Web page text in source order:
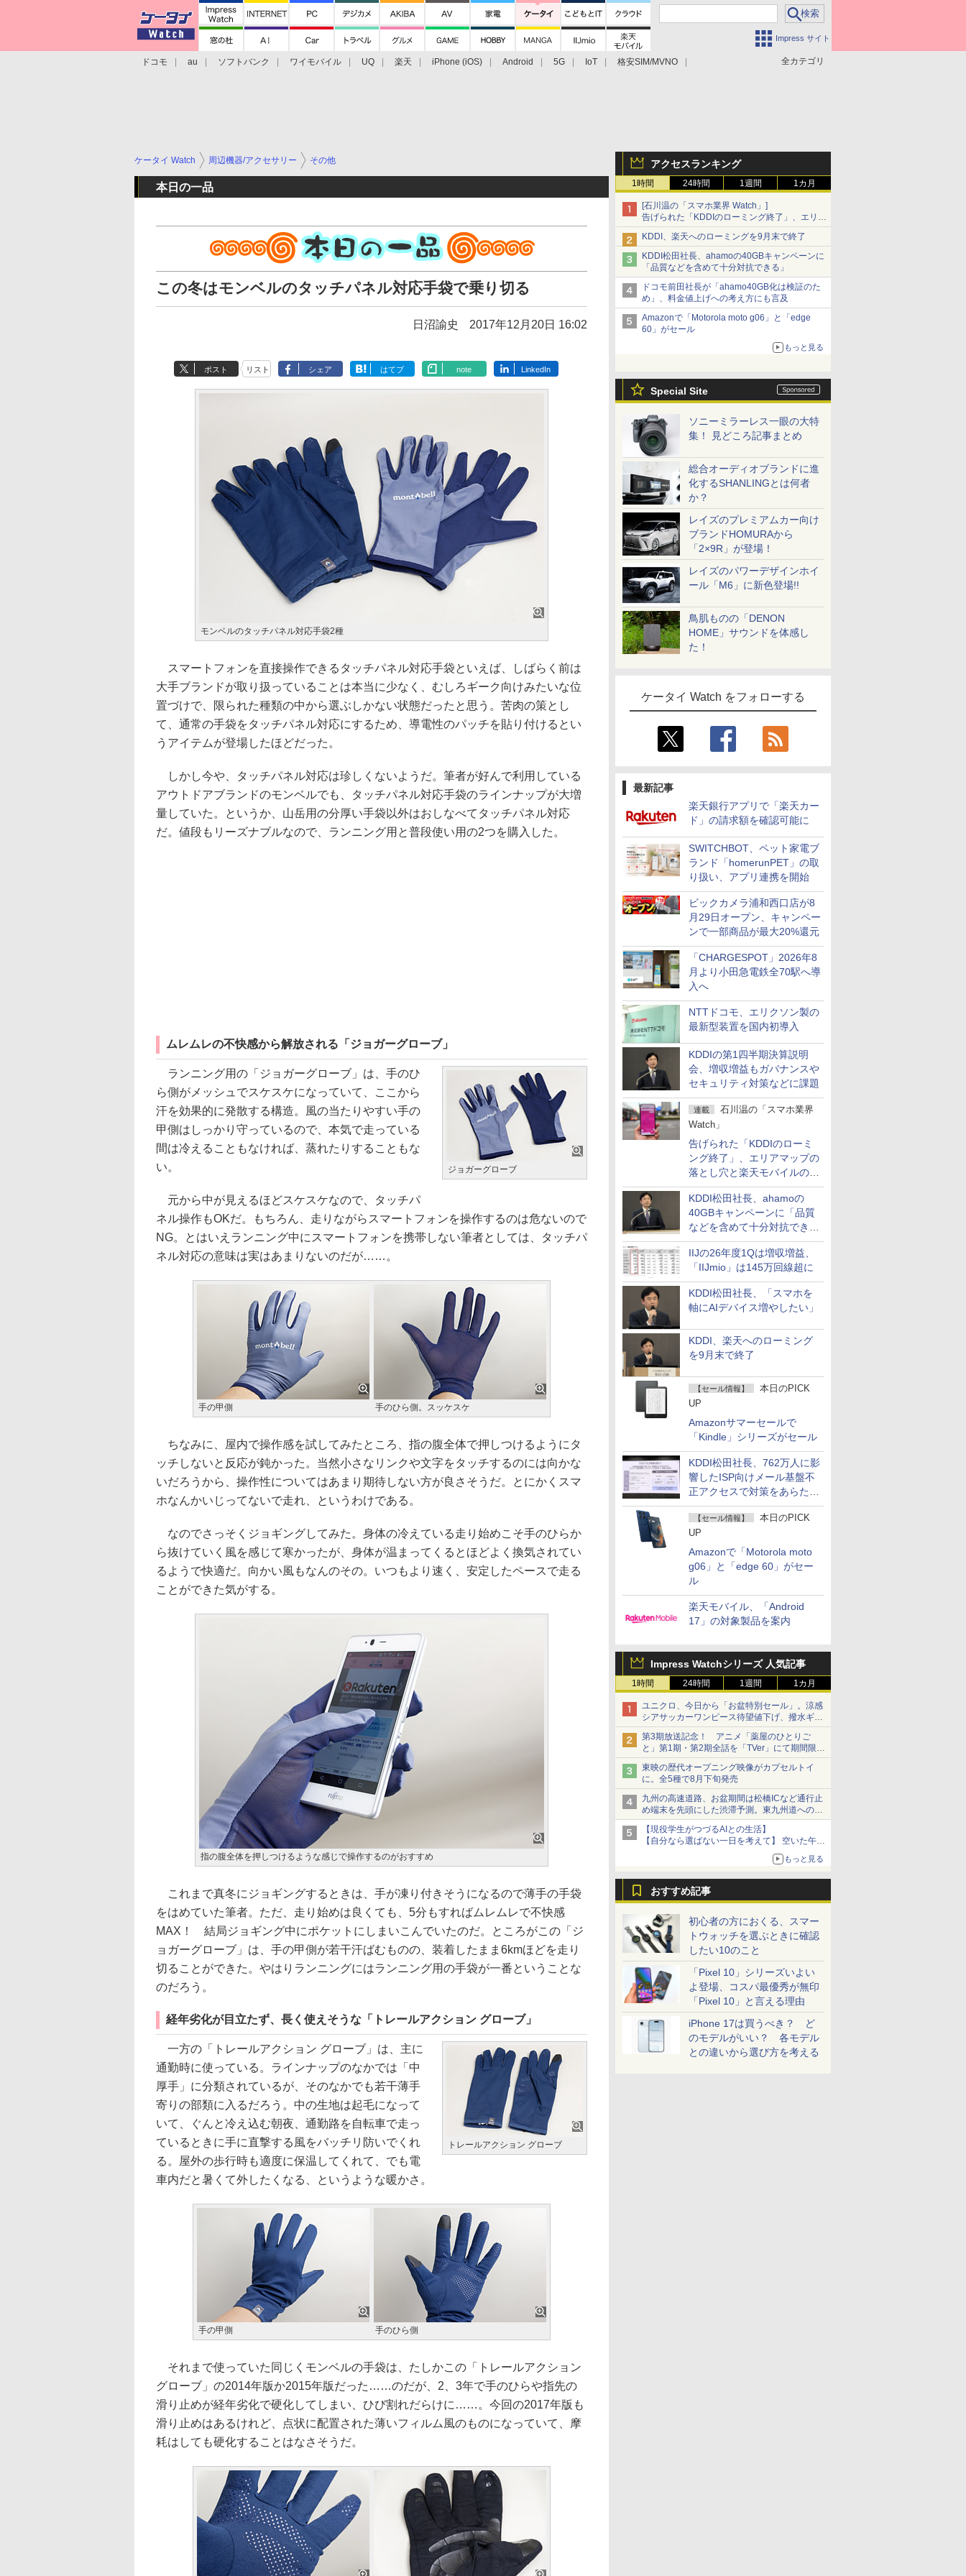
Impress サイト
全カテゴリ
ドコモ au ソフトバンク ワイモバイル UQ 楽天 iPhone (iOS) Android 5G IoT
格安SIM/MVNO
アクセスランキング
1時間 24時間 1週間 1カ月
[石川温の「スマホ業界 Watch」]
告げられた「KDDIのローミング終了」、エリア
マップの落とし穴と楽天モバイルの課題
KDDI、楽天へのローミングを9月末で終了
KDDI松田社長、ahamoの40GBキャンペーンに
「品質などを含めて十分対抗できる」
ドコモ前田社長が「ahamo40GB化は検証のた
め」、料金値上げへの考え方にも言及
Amazonで「Motorola moto g06」と「edge
60」がセール
もっと見る
Special Site
ソニーミラーレス一眼の大特
集！ 見どころ記事まとめ
総合オーディオブランドに進
化するSHANLINGとは何者
か？
レイズのプレミアムカー向け
ブランドHOMURAから
「2×9R」が登場！
レイズのパワーデザインホイ
ール「M6」に新色登場!!
鳥肌ものの「DENON
HOME」サウンドを体感し
た！
ケータイ Watch をフォローする
最新記事
楽天銀行アプリで「楽天カー
ド」の請求額を確認可能に
SWITCHBOT、ペット家電ブ
ランド「homerunPET」の取
り扱い、アプリ連携を開始
ビックカメラ浦和西口店が8
月29日オープン、キャンペー
ンで一部商品が最大20%還元
「CHARGESPOT」2026年8
月より小田急電鉄全70駅へ導
入へ
NTTドコモ、エリクソン製の
最新型装置を国内初導入
KDDIの第1四半期決算説明
会、増収増益もガバナンスや
セキュリティ対策などに課題
連載
石川温の「スマホ業界
Watch」
告げられた「KDDIのローミ
ング終了」、エリアマップの
落とし穴と楽天モバイルの課
題
KDDI松田社長、ahamoの
40GBキャンペーンに「品質
などを含めて十分対抗でき
る」
IIJの26年度1Qは増収増益、
「IIJmio」は145万回線超に
KDDI松田社長、「スマホを
軸にAIデバイス増やしたい」
KDDI、楽天へのローミング
を9月末で終了
【セール情報】
本日のPICK
UP
Amazonサマーセールで
「Kindle」シリーズがセール
KDDI松田社長、762万人に影
響したISP向けメール基盤不
正アクセスで対策をあらため
て説明
【セール情報】
本日のPICK
UP
Amazonで「Motorola moto
g06」と「edge 60」がセー
ル
楽天モバイル、「Android
17」の対象製品を案内
Impress Watchシリーズ 人気記事
1時間 24時間 1週間 1カ月
ユニクロ、今日から「お盆特別セール」。涼感
シアサッカーワンピース待望値下げ、撥水ギア
ショーツは1990円に
第3期放送記念！ アニメ「薬屋のひとりご
と」第1期・第2期全話を「TVer」にて期間限定
で順次無料配信開始
東映の歴代オープニング映像がカプセルトイ
に。全5種で8月下旬発売
九州の高速道路、お盆期間は松橋ICなど通行止
め端末を先頭にした渋滞予測。東九州道への迂
回は料金調整を実施
【現役学生がつづるAIとの生活】
【自分なら選ばない一日を考えて】 空いた午後
をチャッピーに捧げたら、思わぬ絶景に出会っ
もっと見る
おすすめ記事
初心者の方におくる、スマー
トウォッチを選ぶときに確認
したい10のこと
「Pixel 10」シリーズいよい
よ登場、コスパ最優秀が無印
「Pixel 10」と言える理由
iPhone 17は買うべき？ ど
のモデルがいい？ 各モデル
との違いから選び方を考える
ケータイ Watch 周辺機器/アクセサリー その他
本日の一品
この冬はモンベルのタッチパネル対応手袋で乗り切る
日沼諭史 2017年12月20日 16:02
ポスト リスト シェア はてブ note LinkedIn
モンベルのタッチパネル対応手袋2種
スマートフォンを直接操作できるタッチパネル対応手袋といえば、しばらく前は
大手ブランドが取り扱っていることは本当に少なく、むしろギーク向けみたいな位
置づけで、限られた種類の中から選ぶしかない状態だったと思う。苦肉の策とし
て、通常の手袋をタッチパネル対応にするため、導電性のパッチを貼り付けるとい
うアイテムが登場したほどだった。
しかし今や、タッチパネル対応は珍しくないようだ。筆者が好んで利用している
アウトドアブランドのモンベルでも、タッチパネル対応手袋のラインナップが大増
量していた。というか、山岳用の分厚い手袋以外はおしなべてタッチパネル対応
だ。値段もリーズナブルなので、ランニング用と普段使い用の2つを購入した。
ムレムレの不快感から解放される「ジョガーグローブ」
ジョガーグローブ
ランニング用の「ジョガーグローブ」は、手のひ
ら側がメッシュでスケスケになっていて、ここから
汗を効果的に発散する構造。風の当たりやすい手の
甲側はしっかり守っているので、本気で走っている
間は冷えることもなければ、蒸れたりすることもな
い。
元から中が見えるほどスケスケなので、タッチパ
ネル操作もOKだ。もちろん、走りながらスマートフォンを操作するのは危ないので
NG。とはいえランニング中にスマートフォンを携帯しない筆者としては、タッチパ
ネル対応の意味は実はあまりないのだが……。
手の甲側 手のひら側。スッケスケ
ちなみに、屋内で操作感を試してみたところ、指の腹全体で押しつけるようにタ
ッチしないと反応が鈍かった。当然小さなリンクや文字をタッチするのには向かな
いだろうから、操作性についてはあまり期待しない方が良さそうだ。とにかくスマ
ホなんかいじってないで走れ、というわけである。
なのでさっそくジョギングしてみた。身体の冷えている走り始めこそ手のひらか
ら抜けていく風を感じて寒かったが、身体が温まってくるとほどよく換気されてい
るようで快適だ。向かい風もなんのその。いつもより速く、安定したペースで走る
ことができた気がする。
指の腹全体を押しつけるような感じで操作するのがおすすめ
これまで真冬にジョギングするときは、手が凍り付きそうになるので薄手の手袋
をはめていた筆者。ただ、走り始めは良くても、5分もすればムレムレで不快感
MAX！ 結局ジョギング中にポケットにしまいこんでいたのだ。ところがこの「ジ
ョガーグローブ」は、手の甲側が若干汗ばむものの、装着したまま6kmほどを走り
切ることができた。やはりランニングにはランニング用の手袋が一番ということな
のだろう。
経年劣化が目立たず、長く使えそうな「トレールアクション グローブ」
トレールアクション グローブ
一方の「トレールアクション グローブ」は、主に
通勤時に使っている。ラインナップのなかでは「中
厚手」に分類されているが、そのなかでも若干薄手
寄りの部類に入るだろう。中の生地は起毛になって
いて、ぐんと冷え込む朝夜、通勤路を自転車で走っ
ているときに手に直撃する風をバッチリ防いでくれ
る。屋外の歩行時も適度に保温してくれて、でも電
車内だと暑くて外したくなる、というような暖かさ。
手の甲側 手のひら側
それまで使っていた同じくモンベルの手袋は、たしかこの「トレールアクション
グローブ」の2014年版か2015年版だった……のだが、2、3年で手のひらや指先の
滑り止めが経年劣化で硬化してしまい、ひび割れだらけに……。今回の2017年版も
滑り止めはあるけれど、点状に配置された薄いフィルム風のものになっていて、摩
耗はしても硬化することはなさそうだ。